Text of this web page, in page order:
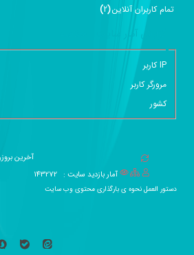
تمام کاربران آنلاين(
2
)
گزارش آمار سایت - خلاصه
IP کاربر
مرورگر کاربر
کشور
آخرین بروزرسانی
آمار بازدید سایت : 143272
دستور العمل نحوه ی بارگذاری محتوی وب سایت